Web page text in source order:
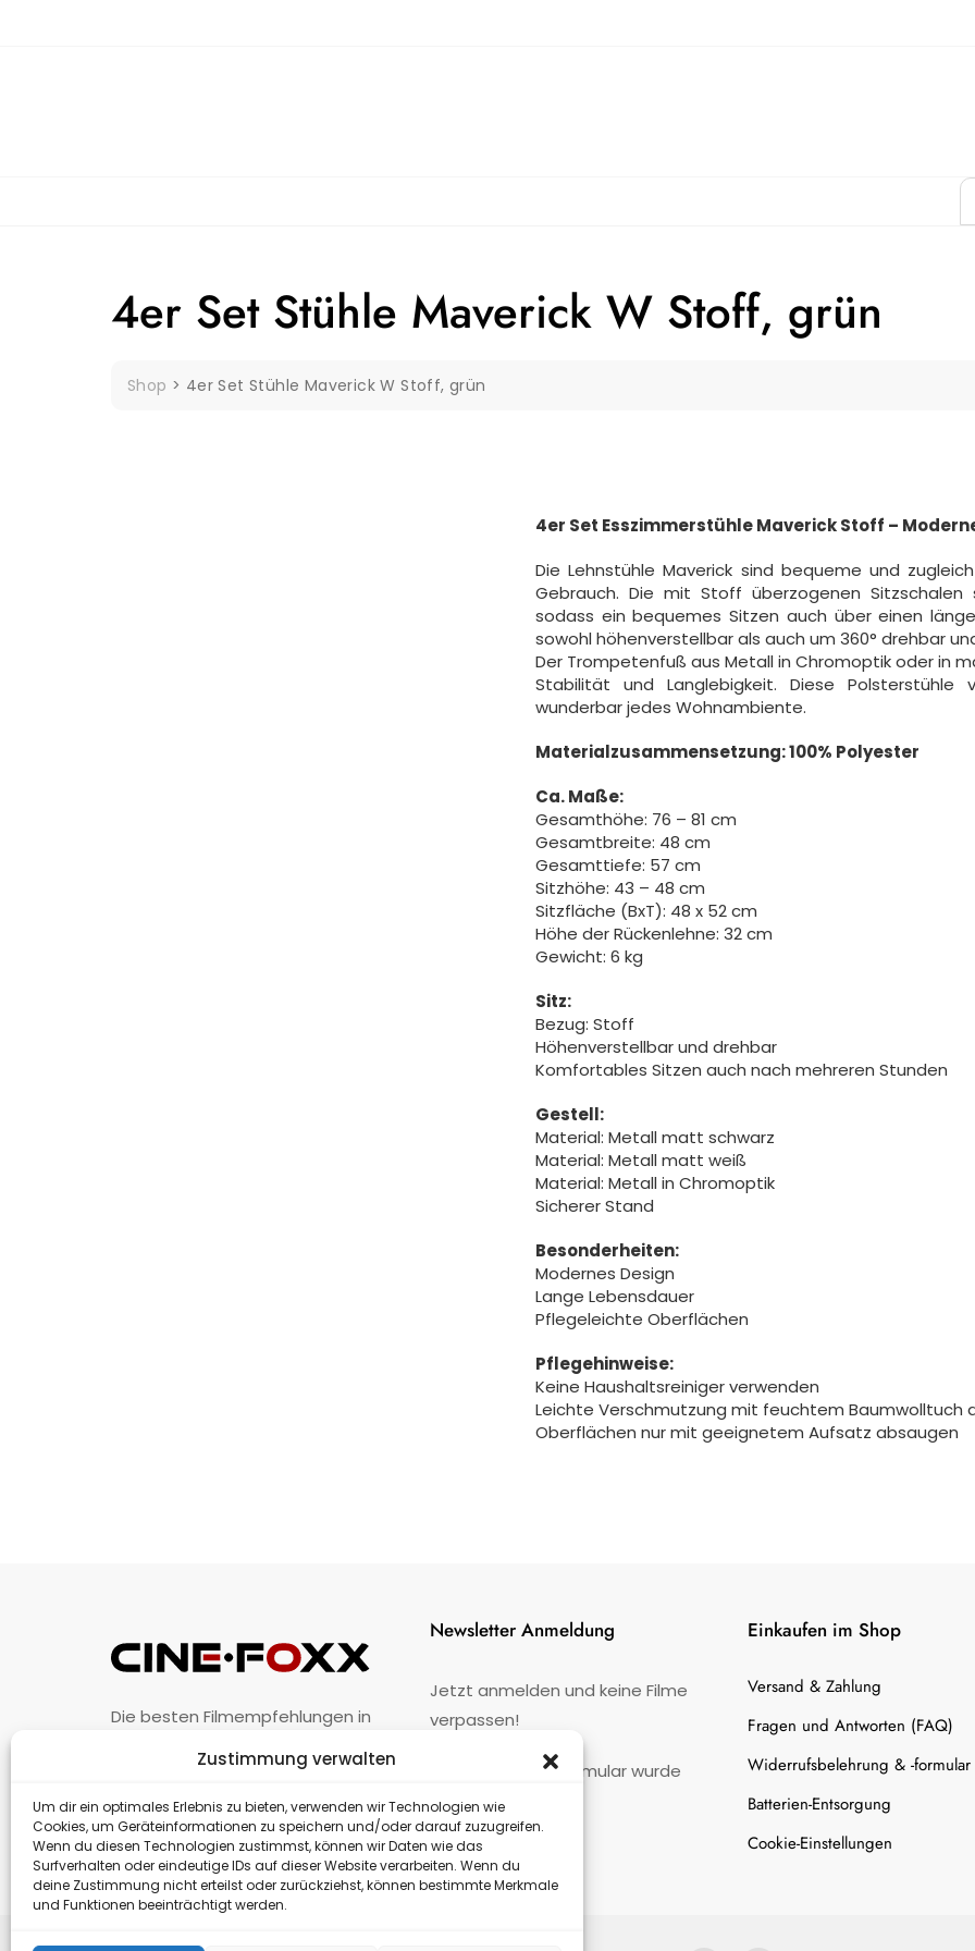
Zustimmung verwalten
Um dir ein optimales Erlebnis zu bieten, verwenden wir Technologien wie
Cookies, um Geräteinformationen zu speichern und/oder darauf zuzugreifen.
Wenn du diesen Technologien zustimmst, können wir Daten wie das
Surfverhalten oder eindeutige IDs auf dieser Website verarbeiten. Wenn du
deine Zustimmung nicht erteilst oder zurückziehst, können bestimmte Merkmale
und Funktionen beeinträchtigt werden.
4er Set Stühle Maverick W Stoff, grün
Shop > 4er Set Stühle Maverick W Stoff, grün
4er Set Esszimmerstühle Maverick Stoff –
Die Lehnstühle Maverick sind bequeme und
Gebrauch. Die mit Stoff überzogenen
sodass ein bequemes Sitzen auch über einen
sowohl höhenverstellbar als auch um 360° drehbar
Der Trompetenfuß aus Metall in Chromoptik oder in
Stabilität und Langlebigkeit. Diese Polsterstühle
wunderbar jedes Wohnambiente.
Materialzusammensetzung: 100% Polyester
Ca. Maße:
Gesamthöhe: 76 – 81 cm
Gesamtbreite: 48 cm
Gesamttiefe: 57 cm
Sitzhöhe: 43 – 48 cm
Sitzfläche (BxT): 48 x 52 cm
Höhe der Rückenlehne: 32 cm
Gewicht: 6 kg
Sitz:
Bezug: Stoff
Höhenverstellbar und drehbar
Komfortables Sitzen auch nach mehreren Stunden
Gestell:
Material: Metall matt schwarz
Material: Metall matt weiß
Material: Metall in Chromoptik
Sicherer Stand
Besonderheiten:
Modernes Design
Lange Lebensdauer
Pflegeleichte Oberflächen
Pflegehinweise:
Keine Haushaltsreiniger verwenden
Leichte Verschmutzung mit feuchtem Baumwolltuch
Oberflächen nur mit geeignetem Aufsatz absaugen
Die besten Filmempfehlungen in
Unternehmen · Impressum · Kontakt
Newsletter Anmeldung
Jetzt anmelden und keine Filme
verpassen!
Kontaktformular wurde
nicht gefunden.
Einkaufen im Shop
Versand & Zahlung
Fragen und Antworten (FAQ)
Widerrufsbelehrung & -formular
Batterien-Entsorgung
Cookie-Einstellungen